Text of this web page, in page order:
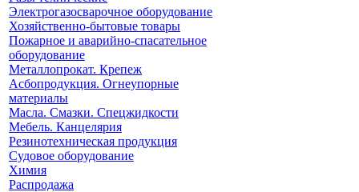
Электрогазосварочное оборудование
Хозяйственно-бытовые товары
Пожарное и аварийно-спасательное
оборудование
Металлопрокат. Крепеж
Асбопродукция. Огнеупорные
материалы
Масла. Смазки. Спецжидкости
Мебель. Канцелярия
Резинотехническая продукция
Судовое оборудование
Химия
Распродажа